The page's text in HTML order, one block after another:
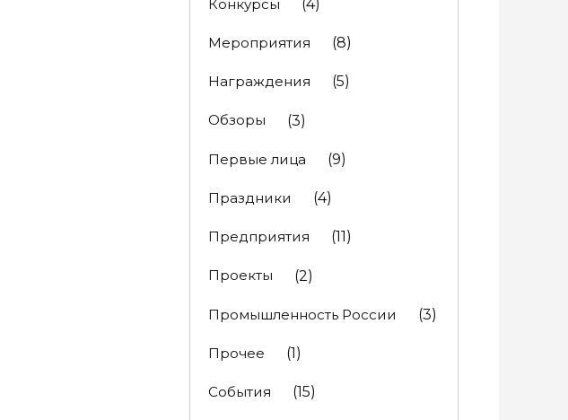
Конкурсы (4)
Мероприятия (8)
Награждения (5)
Обзоры (3)
Первые лица (9)
Праздники (4)
Предприятия (11)
Проекты (2)
Промышленность России (3)
Прочее (1)
События (15)